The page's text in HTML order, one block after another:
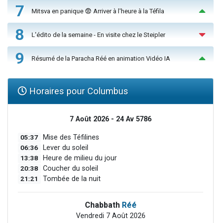
7 Mitsva en panique 😨 Arriver à l'heure à la Téfila
8 L'édito de la semaine - En visite chez le Steipler
9 Résumé de la Paracha Réé en animation Vidéo IA
Horaires pour Columbus
7 Août 2026 - 24 Av 5786
05:37 Mise des Téfilines
06:36 Lever du soleil
13:38 Heure de milieu du jour
20:38 Coucher du soleil
21:21 Tombée de la nuit
Chabbath Réé
Vendredi 7 Août 2026